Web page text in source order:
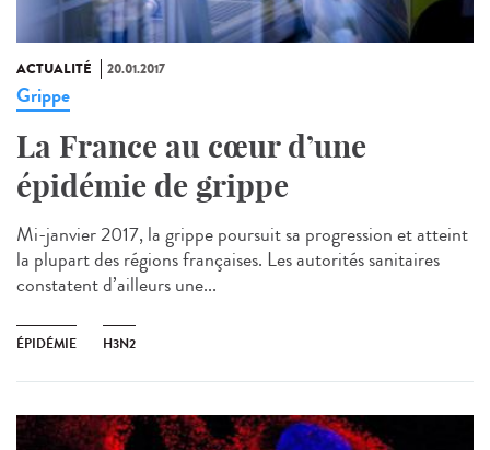
ACTUALITÉ 20.01.2017
Grippe
La France au cœur d’une
épidémie de grippe
Mi-janvier 2017, la grippe poursuit sa progression et atteint
la plupart des régions françaises. Les autorités sanitaires
constatent d’ailleurs une...
ÉPIDÉMIE H3N2